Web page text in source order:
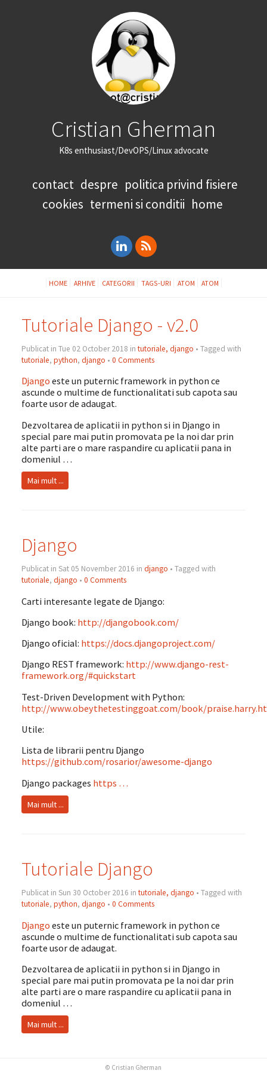
Cristian Gherman
K8s enthusiast/DevOPS/Linux advocate
contact despre politica privind fisiere
cookies termeni si conditii home
HOME ARHIVE CATEGORII TAGS-URI ATOM ATOM
Tutoriale Django - v2.0
Publicat in Tue 02 October 2018 in tutoriale, django • Tagged with
tutoriale, python, django • 0 Comments
Django este un puternic framework in python ce
ascunde o multime de functionalitati sub capota sau
foarte usor de adaugat.
Dezvoltarea de aplicatii in python si in Django in
special pare mai putin promovata pe la noi dar prin
alte parti are o mare raspandire cu aplicatii pana in
domeniul …
Mai mult ...
Django
Publicat in Sat 05 November 2016 in django • Tagged with
tutoriale, django • 0 Comments
Carti interesante legate de Django:
Django book: http://djangobook.com/
Django oficial: https://docs.djangoproject.com/
Django REST framework: http://www.django-rest-
framework.org/#quickstart
Test-Driven Development with Python:
http://www.obeythetestinggoat.com/book/
Utile:
Lista de librarii pentru Django
https://github.com/rosarior/awesome-django
Django packages https …
Mai mult ...
Tutoriale Django
Publicat in Sun 30 October 2016 in tutoriale, django • Tagged with
tutoriale, python, django • 0 Comments
Django este un puternic framework in python ce
ascunde o multime de functionalitati sub capota sau
foarte usor de adaugat.
Dezvoltarea de aplicatii in python si in Django in
special pare mai putin promovata pe la noi dar prin
alte parti are o mare raspandire cu aplicatii pana in
domeniul …
Mai mult ...
© Cristian Gherman